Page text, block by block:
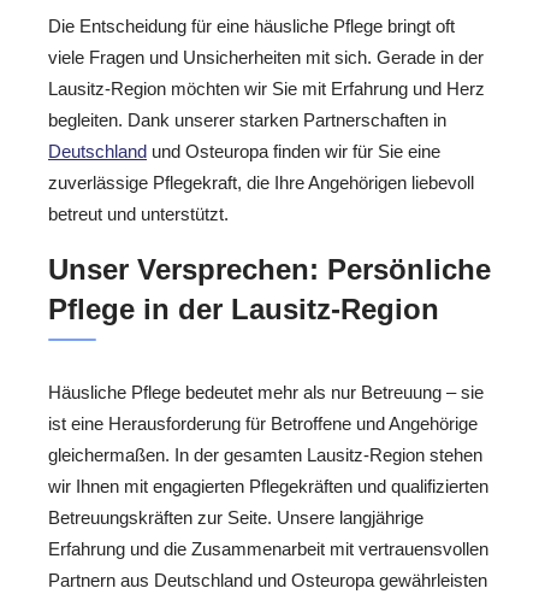
Die Entscheidung für eine häusliche Pflege bringt oft
viele Fragen und Unsicherheiten mit sich. Gerade in der
Lausitz-Region möchten wir Sie mit Erfahrung und Herz
begleiten. Dank unserer starken Partnerschaften in
Deutschland und Osteuropa finden wir für Sie eine
zuverlässige Pflegekraft, die Ihre Angehörigen liebevoll
betreut und unterstützt.
Unser Versprechen: Persönliche
Pflege in der Lausitz-Region
Häusliche Pflege bedeutet mehr als nur Betreuung – sie
ist eine Herausforderung für Betroffene und Angehörige
gleichermaßen. In der gesamten Lausitz-Region stehen
wir Ihnen mit engagierten Pflegekräften und qualifizierten
Betreuungskräften zur Seite. Unsere langjährige
Erfahrung und die Zusammenarbeit mit vertrauensvollen
Partnern aus Deutschland und Osteuropa gewährleisten